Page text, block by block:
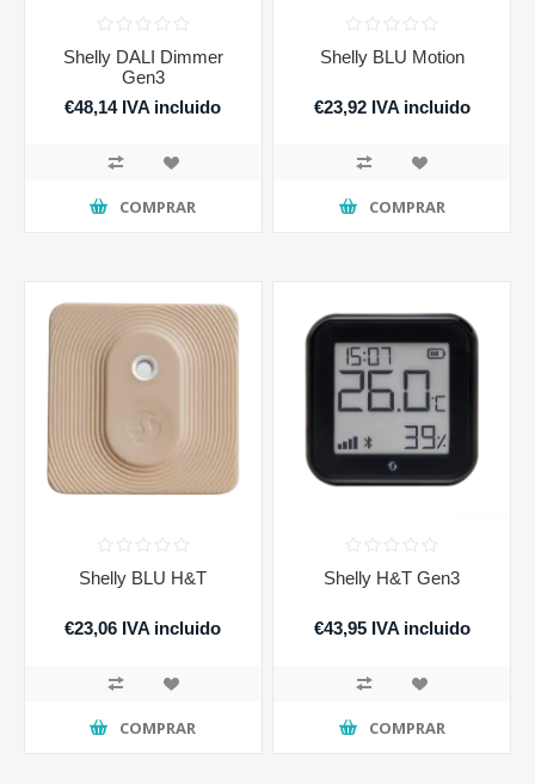
Shelly DALI Dimmer
Gen3
€48,14 IVA incluido
COMPRAR
Shelly BLU Motion
€23,92 IVA incluido
COMPRAR
Shelly BLU H&T
€23,06 IVA incluido
COMPRAR
Shelly H&T Gen3
€43,95 IVA incluido
COMPRAR